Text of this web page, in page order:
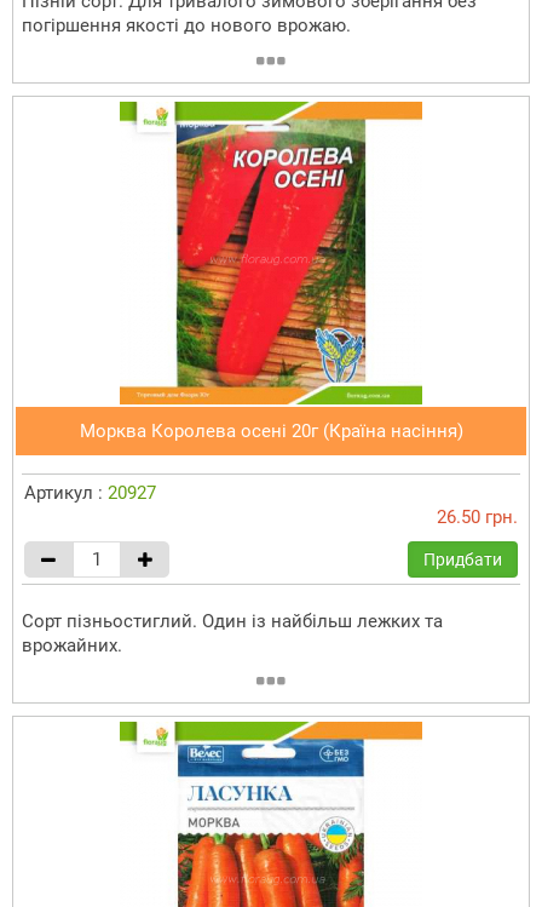
погіршення якості до нового врожаю.
Морква Королева осені 20г (Країна насіння)
Артикул : 20927
26.50 грн.
Придбати
Сорт пізньостиглий. Один із найбільш лежких та
врожайних.